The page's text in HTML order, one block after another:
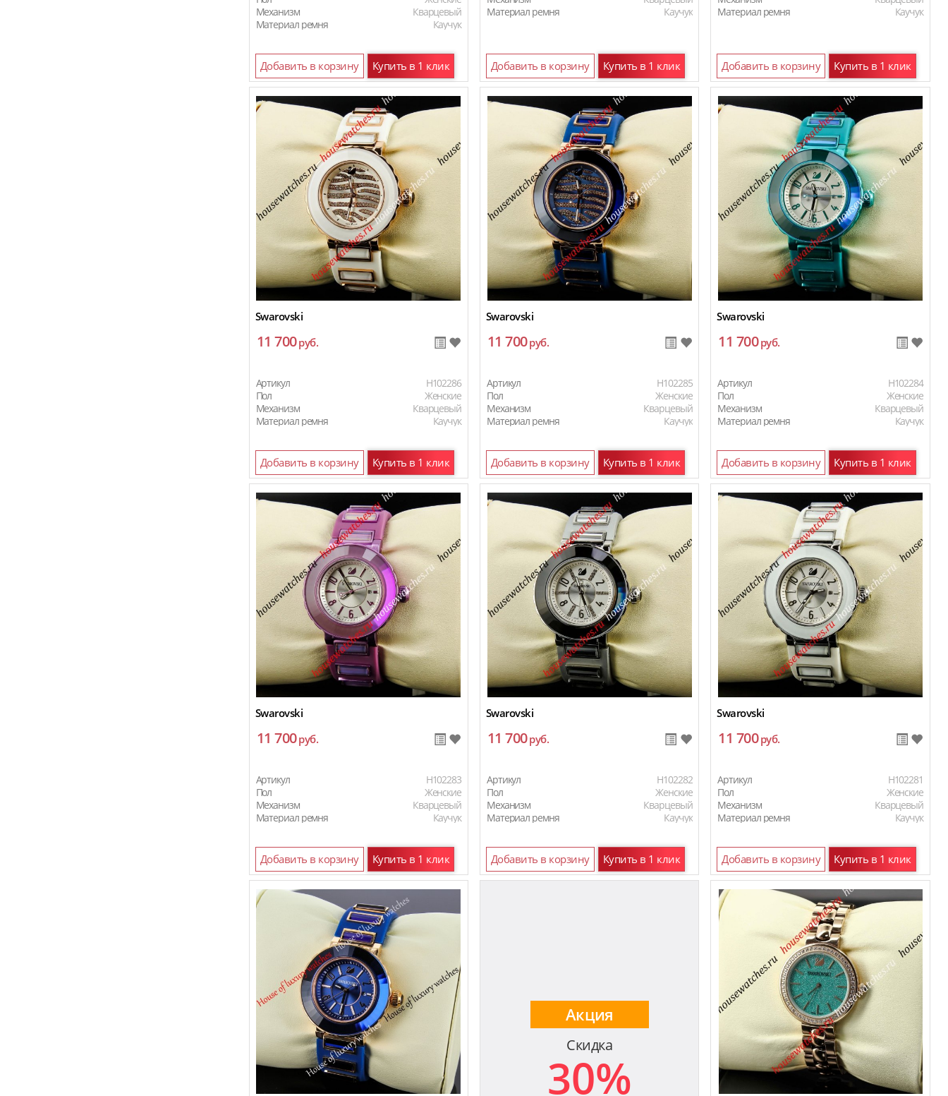
Механизм
Кварцевый
Материал ремня
Каучук
Добавить в корзину Купить в 1 клик
Материал ремня
Каучук
Добавить в корзину Купить в 1 клик
Материал ремня
Каучук
Добавить в корзину Купить в 1 клик
Swarovski
11 700руб.
Артикул
H102286
Пол
Женские
Механизм
Кварцевый
Материал ремня
Каучук
Добавить в корзину Купить в 1 клик
Swarovski
11 700руб.
Артикул
H102285
Пол
Женские
Механизм
Кварцевый
Материал ремня
Каучук
Добавить в корзину Купить в 1 клик
Swarovski
11 700руб.
Артикул
H102284
Пол
Женские
Механизм
Кварцевый
Материал ремня
Каучук
Добавить в корзину Купить в 1 клик
Swarovski
11 700руб.
Артикул
H102283
Пол
Женские
Механизм
Кварцевый
Материал ремня
Каучук
Добавить в корзину Купить в 1 клик
Swarovski
11 700руб.
Артикул
H102282
Пол
Женские
Механизм
Кварцевый
Материал ремня
Каучук
Добавить в корзину Купить в 1 клик
Swarovski
11 700руб.
Артикул
H102281
Пол
Женские
Механизм
Кварцевый
Материал ремня
Каучук
Добавить в корзину Купить в 1 клик
Акция
Скидка
30%